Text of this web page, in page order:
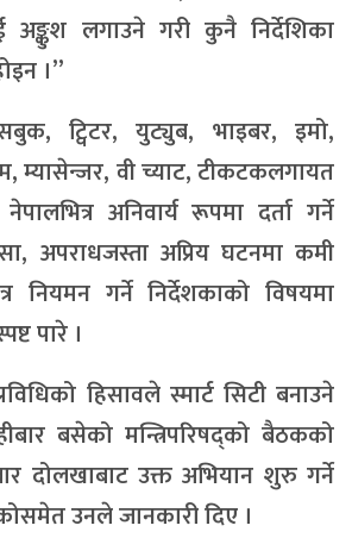
अङ्कुश लगाउने गरी कुनै निर्देशिका
।”
ट्विटर, युट्युब, भाइबर, इमो,
म्यासेन्जर, वी च्याट, टीकटकलगायत
अनिवार्य रूपमा दर्ता गर्ने
अपराधजस्ता अप्रिय घटनमा कमी
नियमन गर्ने निर्देशकाको विषयमा
पारे ।
हिसावले स्मार्ट सिटी बनाउने
बसेको मन्त्रिपरिषद्को बैठकको
दोलखाबाट उक्त अभियान शुरु गर्ने
उनले जानकारी दिए ।